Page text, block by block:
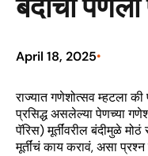
April 18, 2025•
राज्यात गणेशोत्सव म्हटला
प्रसिद्ध असलेल्या पेणच्या
पॅरिस) मूर्तींवरील बंदीमुळे
मूर्तींचं काय करावं, असा